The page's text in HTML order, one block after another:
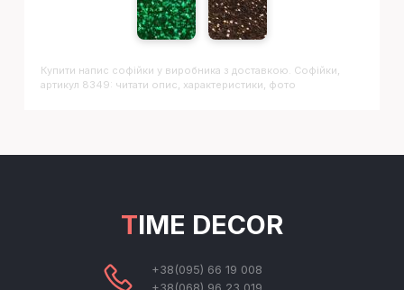
Купити напис Софiйки у виробника з доставкою. Софiйки,
артикул 8349: читати опис, характеристики, фото
TIME DECOR
+38(095) 66 19 008